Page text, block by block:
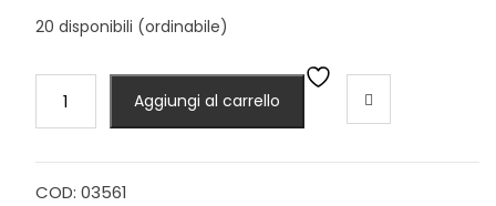
20 disponibili (ordinabile)
alluminio
vite
cm.140
Aggiungi al carrello
COD: 03561